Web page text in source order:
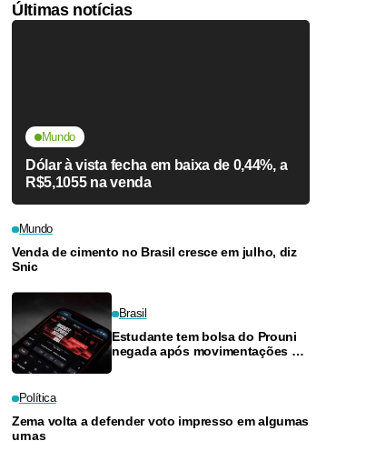
Últimas notícias
Mundo
Dólar à vista fecha em baixa de 0,44%, a
R$5,1055 na venda
Mundo
Venda de cimento no Brasil cresce em julho, diz
Snic
Brasil
Estudante tem bolsa do Prouni
negada após movimentações em
Política
Zema volta a defender voto impresso em algumas
urnas